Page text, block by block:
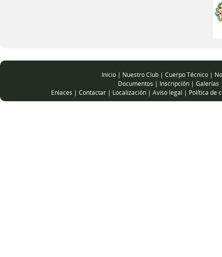
Inicio | Nuestro Club | Cuerpo Técnico |
Documentos | Inscripción | Galerías
Enlaces | Contactar | Localización | Aviso legal | Política de